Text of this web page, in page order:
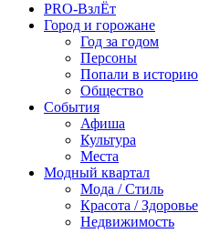
PRO-ВзлЁт
Город и горожане
Год за годом
Персоны
Попали в историю
Общество
События
Афиша
Культура
Места
Модный квартал
Мода / Стиль
Красота / Здоровье
Недвижимость